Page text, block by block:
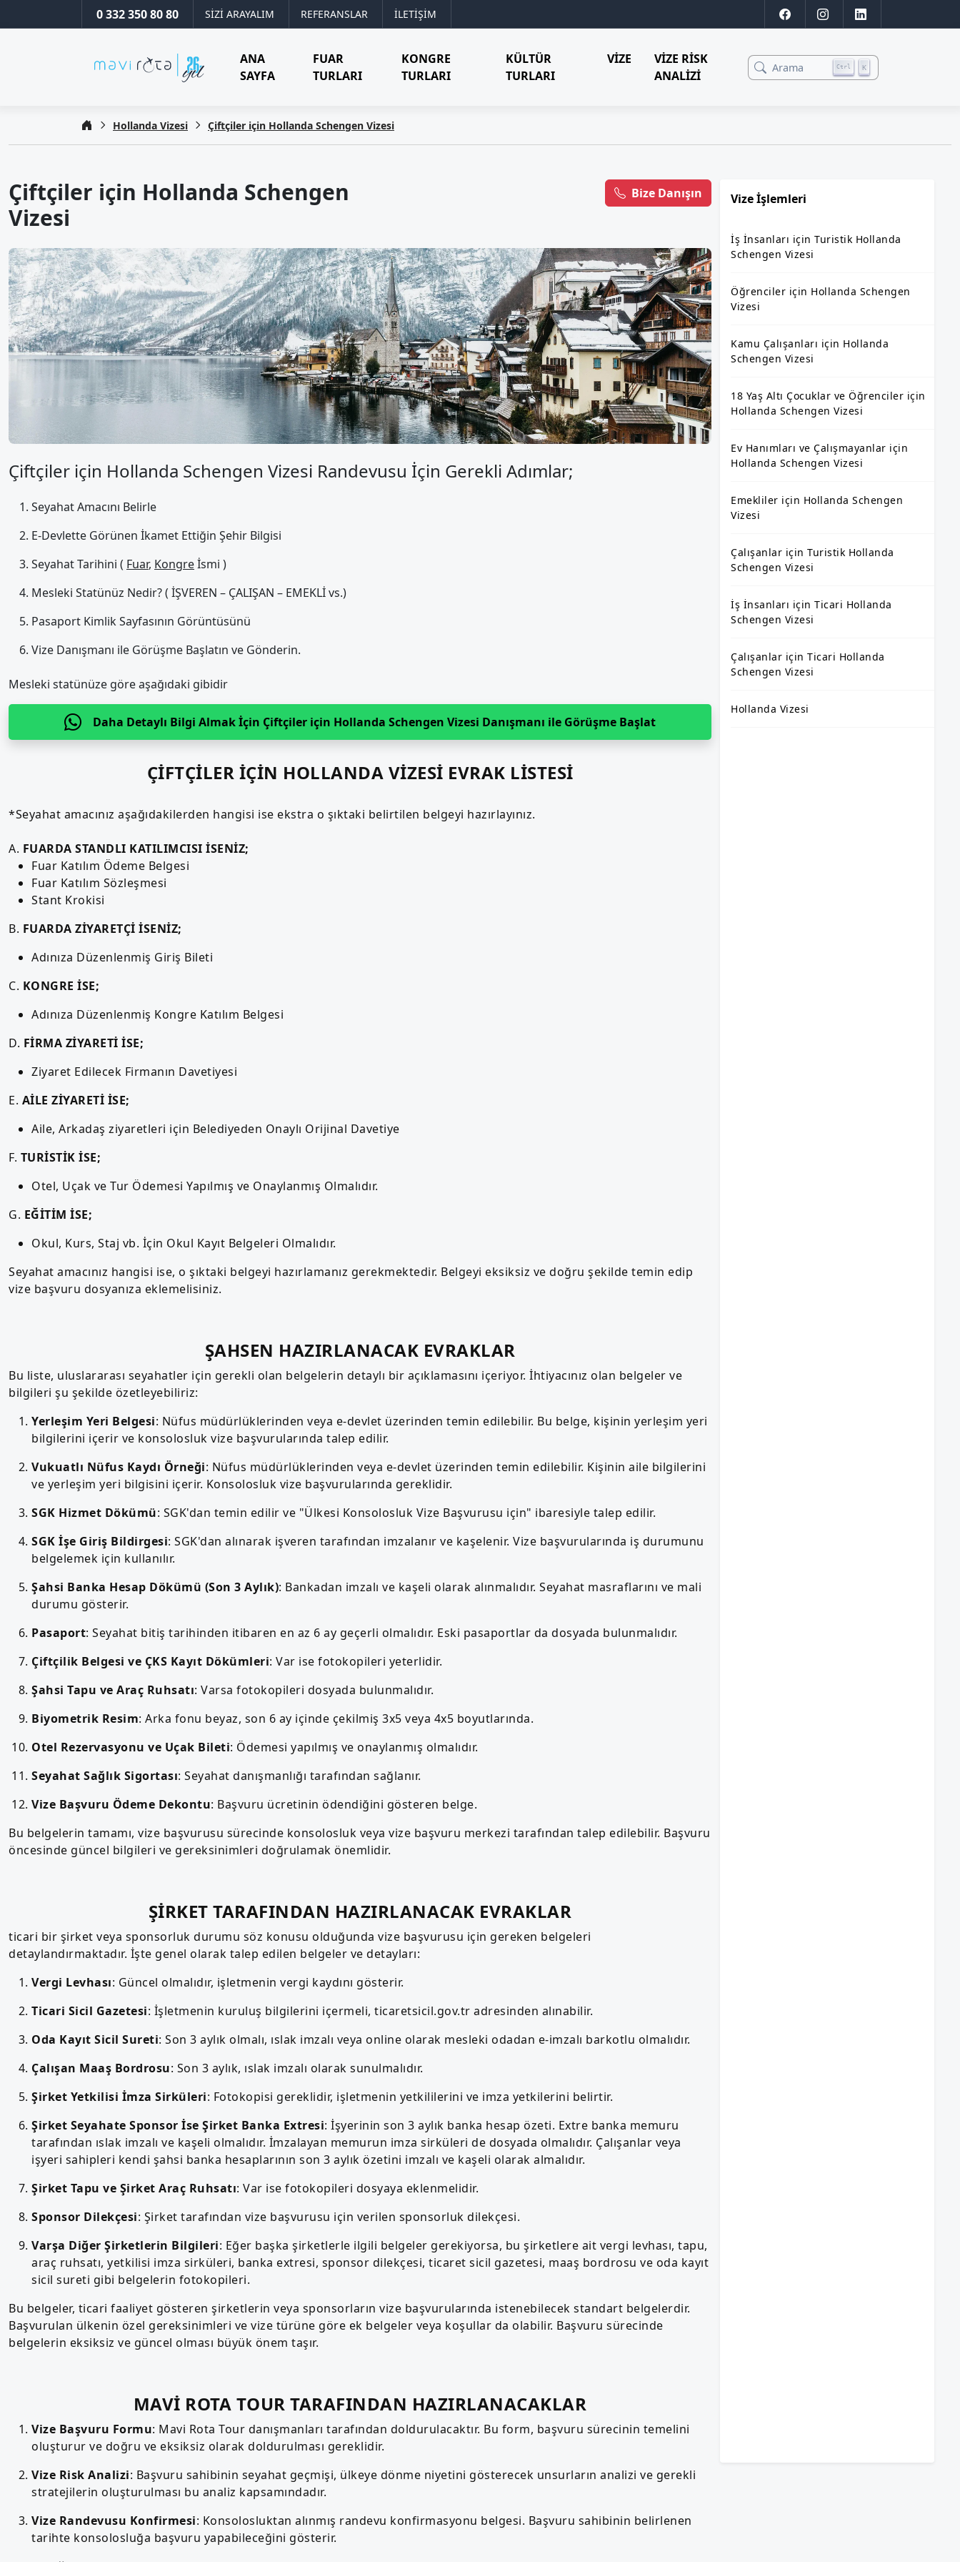
0 332 350 80 80 SİZİ ARAYALIM REFERANSLAR İLETİŞİM
ANA
SAYFA
FUAR
TURLARI
KONGRE
TURLARI
KÜLTÜR
TURLARI
VIZE
VIZE RISK
ANALIZI
Arama Ctrl K
Hollanda Vizesi Çiftçiler için Hollanda Schengen Vizesi
Çiftçiler için Hollanda Schengen
Vizesi
Bize Danışın
Çiftçiler için Hollanda Schengen Vizesi Randevusu İçin Gerekli Adımlar;
Seyahat Amacını Belirle
E-Devlette Görünen İkamet Ettiğin Şehir Bilgisi
Seyahat Tarihini ( Fuar, Kongreİsmi )
Mesleki Statünüz Nedir? ( İŞVEREN – ÇALIŞAN – EMEKLİ vs.)
Pasaport Kimlik Sayfasının Görüntüsünü
Vize Danışmanı ile Görüşme Başlatın ve Gönderin.
Mesleki statünüze göre aşağıdaki gibidir
Daha Detaylı Bilgi Almak İçin Çiftçiler için Hollanda Schengen Vizesi Danışmanı ile Görüşme Başlat
ÇİFTÇİLER İÇİN HOLLANDA VİZESİ EVRAK LİSTESİ
*Seyahat amacınız aşağıdakilerden hangisi ise ekstra o şıktaki belirtilen belgeyi hazırlayınız.
A. FUARDA STANDLI KATILIMCISI İSENİZ;
Fuar Katılım Ödeme Belgesi
Fuar Katılım Sözleşmesi
Stant Krokisi
B. FUARDA ZİYARETÇİ İSENİZ;
Adınıza Düzenlenmiş Giriş Bileti
C. KONGRE İSE;
Adınıza Düzenlenmiş Kongre Katılım Belgesi
D. FİRMA ZİYARETİ İSE;
Ziyaret Edilecek Firmanın Davetiyesi
E. AİLE ZİYARETİ İSE;
Aile, Arkadaş ziyaretleri için Belediyeden Onaylı Orijinal Davetiye
F. TURİSTİK İSE;
Otel, Uçak ve Tur Ödemesi Yapılmış ve Onaylanmış Olmalıdır.
G. EĞİTİM İSE;
Okul, Kurs, Staj vb. İçin Okul Kayıt Belgeleri Olmalıdır.
Seyahat amacınız hangisi ise, o şıktaki belgeyi hazırlamanız gerekmektedir. Belgeyi eksiksiz ve doğru şekilde temin edip
vize başvuru dosyanıza eklemelisiniz.
ŞAHSEN HAZIRLANACAK EVRAKLAR
Bu liste, uluslararası seyahatler için gerekli olan belgelerin detaylı bir açıklamasını içeriyor. İhtiyacınız olan belgeler ve
bilgileri şu şekilde özetleyebiliriz:
Yerleşim Yeri Belgesi: Nüfus müdürlüklerinden veya e-devlet üzerinden temin edilebilir. Bu belge, kişinin yerleşim yeri
bilgilerini içerir ve konsolosluk vize başvurularında talep edilir.
Vukuatlı Nüfus Kaydı Örneği: Nüfus müdürlüklerinden veya e-devlet üzerinden temin edilebilir. Kişinin aile bilgilerini
ve yerleşim yeri bilgisini içerir. Konsolosluk vize başvurularında gereklidir.
SGK Hizmet Dökümü: SGK'dan temin edilir ve "Ülkesi Konsolosluk Vize Başvurusu için" ibaresiyle talep edilir.
SGK İşe Giriş Bildirgesi: SGK'dan alınarak işveren tarafından imzalanır ve kaşelenir. Vize başvurularında iş durumunu
belgelemek için kullanılır.
Şahsi Banka Hesap Dökümü (Son 3 Aylık): Bankadan imzalı ve kaşeli olarak alınmalıdır. Seyahat masraflarını ve mali
durumu gösterir.
Pasaport: Seyahat bitiş tarihinden itibaren en az 6 ay geçerli olmalıdır. Eski pasaportlar da dosyada bulunmalıdır.
Çiftçilik Belgesi ve ÇKS Kayıt Dökümleri: Var ise fotokopileri yeterlidir.
Şahsi Tapu ve Araç Ruhsatı: Varsa fotokopileri dosyada bulunmalıdır.
Biyometrik Resim: Arka fonu beyaz, son 6 ay içinde çekilmiş 3x5 veya 4x5 boyutlarında.
Otel Rezervasyonu ve Uçak Bileti: Ödemesi yapılmış ve onaylanmış olmalıdır.
Seyahat Sağlık Sigortası: Seyahat danışmanlığı tarafından sağlanır.
Vize Başvuru Ödeme Dekontu: Başvuru ücretinin ödendiğini gösteren belge.
Bu belgelerin tamamı, vize başvurusu sürecinde konsolosluk veya vize başvuru merkezi tarafından talep edilebilir. Başvuru
öncesinde güncel bilgileri ve gereksinimleri doğrulamak önemlidir.
ŞİRKET TARAFINDAN HAZIRLANACAK EVRAKLAR
ticari bir şirket veya sponsorluk durumu söz konusu olduğunda vize başvurusu için gereken belgeleri
detaylandırmaktadır. İşte genel olarak talep edilen belgeler ve detayları:
Vergi Levhası: Güncel olmalıdır, işletmenin vergi kaydını gösterir.
Ticari Sicil Gazetesi: İşletmenin kuruluş bilgilerini içermeli, ticaretsicil.gov.tr adresinden alınabilir.
Oda Kayıt Sicil Sureti: Son 3 aylık olmalı, ıslak imzalı veya online olarak mesleki odadan e-imzalı barkotlu olmalıdır.
Çalışan Maaş Bordrosu: Son 3 aylık, ıslak imzalı olarak sunulmalıdır.
Şirket Yetkilisi İmza Sirküleri: Fotokopisi gereklidir, işletmenin yetkililerini ve imza yetkilerini belirtir.
Şirket Seyahate Sponsor İse Şirket Banka Extresi: İşyerinin son 3 aylık banka hesap özeti. Extre banka memuru
tarafından ıslak imzalı ve kaşeli olmalıdır. İmzalayan memurun imza sirküleri de dosyada olmalıdır. Çalışanlar veya
işyeri sahipleri kendi şahsi banka hesaplarının son 3 aylık özetini imzalı ve kaşeli olarak almalıdır.
Şirket Tapu ve Şirket Araç Ruhsatı: Var ise fotokopileri dosyaya eklenmelidir.
Sponsor Dilekçesi: Şirket tarafından vize başvurusu için verilen sponsorluk dilekçesi.
Varşa Diğer Şirketlerin Bilgileri: Eğer başka şirketlerle ilgili belgeler gerekiyorsa, bu şirketlere ait vergi levhası, tapu,
araç ruhsatı, yetkilisi imza sirküleri, banka extresi, sponsor dilekçesi, ticaret sicil gazetesi, maaş bordrosu ve oda kayıt
sicil sureti gibi belgelerin fotokopileri.
Bu belgeler, ticari faaliyet gösteren şirketlerin veya sponsorların vize başvurularında istenebilecek standart belgelerdir.
Başvurulan ülkenin özel gereksinimleri ve vize türüne göre ek belgeler veya koşullar da olabilir. Başvuru sürecinde
belgelerin eksiksiz ve güncel olması büyük önem taşır.
MAVİ ROTA TOUR TARAFINDAN HAZIRLANACAKLAR
Vize Başvuru Formu: Mavi Rota Tour danışmanları tarafından doldurulacaktır. Bu form, başvuru sürecinin temelini
oluşturur ve doğru ve eksiksiz olarak doldurulması gereklidir.
Vize Risk Analizi: Başvuru sahibinin seyahat geçmişi, ülkeye dönme niyetini gösterecek unsurların analizi ve gerekli
stratejilerin oluşturulması bu analiz kapsamındadır.
Vize Randevusu Konfirmesi: Konsolosluktan alınmış randevu konfirmasyonu belgesi. Başvuru sahibinin belirlenen
tarihte konsolosluğa başvuru yapabileceğini gösterir.
Vize İşlemleri
İş İnsanları için Turistik Hollanda
Schengen Vizesi
Öğrenciler için Hollanda Schengen
Vizesi
Kamu Çalışanları için Hollanda
Schengen Vizesi
18 Yaş Altı Çocuklar ve Öğrenciler için
Hollanda Schengen Vizesi
Ev Hanımları ve Çalışmayanlar için
Hollanda Schengen Vizesi
Emekliler için Hollanda Schengen
Vizesi
Çalışanlar için Turistik Hollanda
Schengen Vizesi
İş İnsanları için Ticari Hollanda
Schengen Vizesi
Çalışanlar için Ticari Hollanda
Schengen Vizesi
Hollanda Vizesi